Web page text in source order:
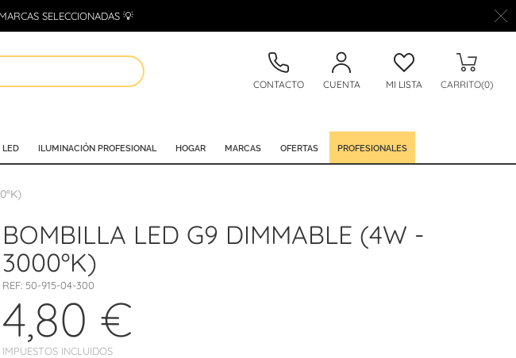
SELECCIONADAS 💡
CONTACTO CUENTA MI LISTA CARRITO(0)
LED ILUMINACIÓN PROFESIONAL HOGAR MARCAS OFERTAS PROFESIONALES
BOMBILLA LED G9 DIMMABLE (4W -
3000ºK)
REF: 50-915-04-300
4,80 €
IMPUESTOS INCLUIDOS